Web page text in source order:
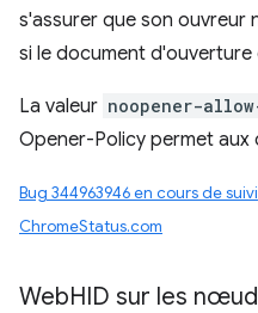
s'assurer que son ouvreur
si le document d'ouverture
La valeur noopener-
Opener-Policy permet aux
Bug 344963946 en cours de suivi
ChromeStatus.com
WebHID sur les